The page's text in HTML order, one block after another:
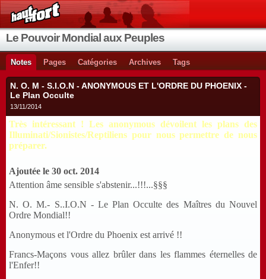
Le Pouvoir Mondial aux Peuples
Notes Pages Catégories Archives Tags
N. O. M - S.I.O.N - ANONYMOUS ET L'ORDRE DU PHOENIX -
Le Plan Occulte
13/11/2014
Très intéressant ! Les anonymous dévoilent les plans des
Illuminati/Sionistes/Reptiliens pour nous permettre de nous
préparer.
Ajoutée le 30 oct. 2014
Attention âme sensible s'abstenir...!!!...§§§
N. O. M.- S..I.O.N - Le Plan Occulte des Maîtres du Nouvel
Ordre Mondial!!
Anonymous et l'Ordre du Phoenix est arrivé !!
Francs-Maçons vous allez brûler dans les flammes éternelles de
l'Enfer!!